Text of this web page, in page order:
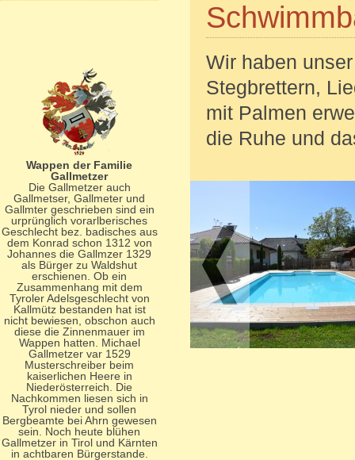
Wappen der Familie
Gallmetzer
Die Gallmetzer auch
Gallmetser, Gallmeter und
Gallmter geschrieben sind ein
urprünglich vorarlberisches
Geschlecht bez. badisches aus
dem Konrad schon 1312 von
Johannes die Gallmzer 1329
als Bürger zu Waldshut
erschienen. Ob ein
Zusammenhang mit dem
Tyroler Adelsgeschlecht von
Kallmütz bestanden hat ist
nicht bewiesen, obschon auch
diese die Zinnenmauer im
Wappen hatten. Michael
Gallmetzer var 1529
Musterschreiber beim
kaiserlichen Heere in
Niederösterreich. Die
Nachkommen liesen sich in
Tyrol nieder und sollen
Bergbeamte bei Ahrn gewesen
sein. Noch heute blühen
Gallmetzer in Tirol und Kärnten
in achtbaren Bürgerstande.
Wir haben
Stegbrettern,
mit Palmen
die Ruhe und